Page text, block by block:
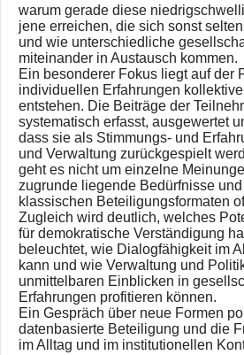
warum gerade diese
jene erreichen, die sich sonst
und wie unterschiedliche
miteinander in Austausch kommen.
Ein besonderer Fokus liegt auf der
individuellen Erfahrungen
entstehen. Die Beiträge der
systematisch erfasst, ausgewertet
dass sie als Stimmungs- und
und Verwaltung zurückgespielt
geht es nicht um einzelne
zugrunde liegende Bedürfnisse
klassischen Beteiligungsformaten
Zugleich wird deutlich, welches
für demokratische Verständigung
beleuchtet, wie Dialogfähigkeit im
kann und wie Verwaltung und
unmittelbaren Einblicken in
Erfahrungen profitieren können.
Ein Gespräch über neue Formen
datenbasierte Beteiligung und die
im Alltag und im institutionellen